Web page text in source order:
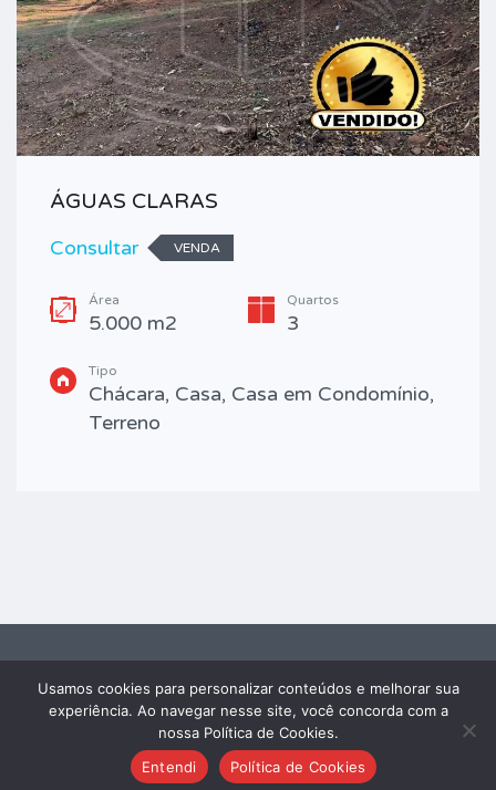
ÁGUAS CLARAS
Consultar
VENDA
Área
5.000 m2
Quartos
3
Tipo
Chácara, Casa, Casa em Condomínio,
Terreno
2026 FRAY IMÓVEIS® - TODOS OS DIREITOS RESERVADOS. Powered by
Edaweb
Usamos cookies para personalizar conteúdos e melhorar sua
experiência. Ao navegar nesse site, você concorda com a
nossa Política de Cookies.
Entendi
Política de Cookies